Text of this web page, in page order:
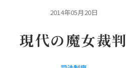
2014年05月20日
現代の魔女裁判